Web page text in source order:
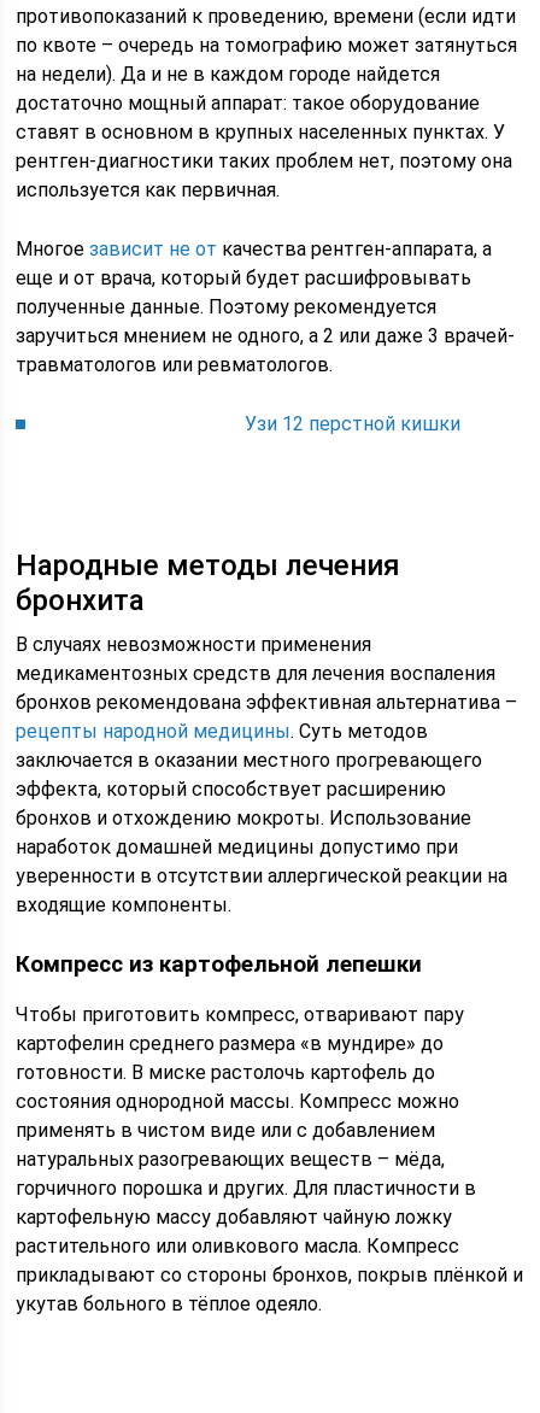
противопоказаний к проведению, времени (если идти
по квоте – очередь на томографию может затянуться
на недели). Да и не в каждом городе найдется
достаточно мощный аппарат: такое оборудование
ставят в основном в крупных населенных пунктах. У
рентген-диагностики таких проблем нет, поэтому она
используется как первичная.
Многоезависит не от качества рентген-аппарата, а
еще и от врача, который будет расшифровывать
полученные данные. Поэтому рекомендуется
заручиться мнением не одного, а 2 или даже 3 врачей-
травматологов или ревматологов.
Узи 12 перстной кишки
Народные методы лечения
бронхита
В случаях невозможности применения
медикаментозных средств для лечения воспаления
бронхов рекомендована эффективная альтернатива –
рецепты народной медицины. Суть методов
заключается в оказании местного прогревающего
эффекта, который способствует расширению
бронхов и отхождению мокроты. Использование
наработок домашней медицины допустимо при
уверенности в отсутствии аллергической реакции на
входящие компоненты.
Компресс из картофельной лепешки
Чтобы приготовить компресс, отваривают пару
картофелин среднего размера «в мундире» до
готовности. В миске растолочь картофель до
состояния однородной массы. Компресс можно
применять в чистом виде или с добавлением
натуральных разогревающих веществ – мёда,
горчичного порошка и других. Для пластичности в
картофельную массу добавляют чайную ложку
растительного или оливкового масла. Компресс
прикладывают со стороны бронхов, покрыв плёнкой и
укутав больного в тёплое одеяло.